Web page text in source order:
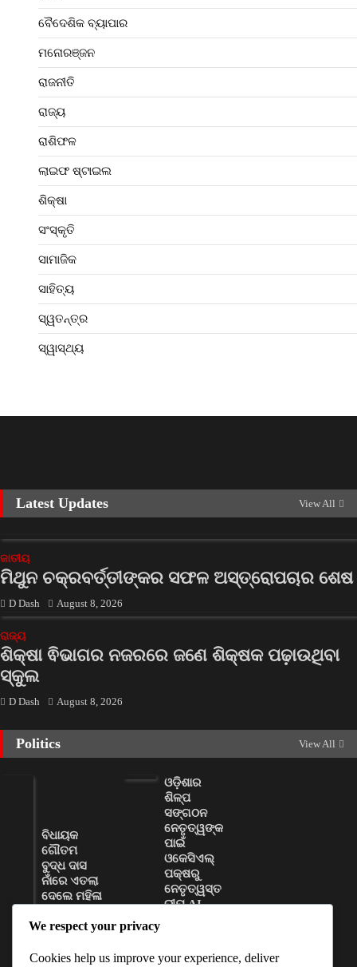
ବୈଦେଶିକ ବ୍ୟାପାର
ମନୋରଞ୍ଜନ
ରାଜନୀତି
ରାଜ୍ୟ
ରାଶିଫଳ
ଲାଇଫ ଷ୍ଟାଇଲ
ଶିକ୍ଷା
ସଂସ୍କୃତି
ସାମାଜିକ
ସାହିତ୍ୟ
ସ୍ୱତନ୍ତ୍ର
ସ୍ୱାସ୍ଥ୍ୟ
Latest Updates View All
ଜାତୀୟ
ମିଥୁନ ଚକ୍ରବର୍ତ୍ତୀଙ୍କର ସଫଳ ଅସ୍ତ୍ରୋପଚାର ଶେଷ
D Dash August 8, 2026
ରାଜ୍ୟ
ଶିକ୍ଷା ଵିଭାଗର ନଜରରେ ଜଣେ ଶିକ୍ଷକ ପଢ଼ାଉଥିବା
ସ୍କୁଲ
D Dash August 8, 2026
Politics View All
ବିଧାୟକ
ଗୌତମ
ବୁଦ୍ଧ ଦାସ
ନାଁରେ ଏତଲା
ଦେଲେ ମହିଳା
D Dash
August 8,
ଓଡ଼ିଶାର
ଶିଳ୍ପ
ସଙ୍ଗଠନ
ନେତୃତ୍ୱଙ୍କ
ପାଇଁ
ଓକେସିଏଲ୍
ପକ୍ଷରୁ
ନେତୃତ୍ୱସ୍ତ
ରୀୟ AI
We respect your privacy
Cookies help us improve your experience, deliver